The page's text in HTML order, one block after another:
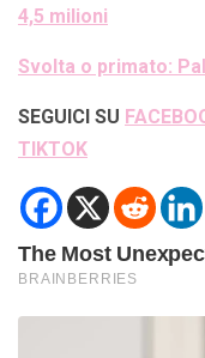
4,5 milioni
Svolta o primato:
SEGUICI SU
TIKTOK